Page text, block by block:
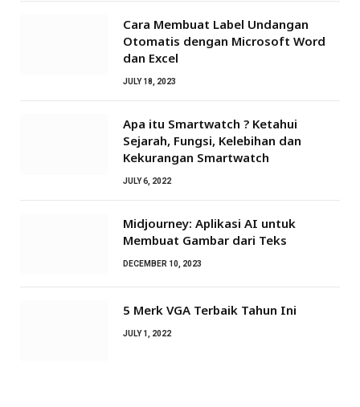
Cara Membuat Label Undangan
Otomatis dengan Microsoft Word
dan Excel
JULY 18, 2023
Apa itu Smartwatch ? Ketahui
Sejarah, Fungsi, Kelebihan dan
Kekurangan Smartwatch
JULY 6, 2022
Midjourney: Aplikasi AI untuk
Membuat Gambar dari Teks
DECEMBER 10, 2023
5 Merk VGA Terbaik Tahun Ini
JULY 1, 2022